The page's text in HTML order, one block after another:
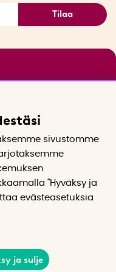
Tilaa
sivustomme
"Hyväksy ja
evästeasetuksia
ja sulje